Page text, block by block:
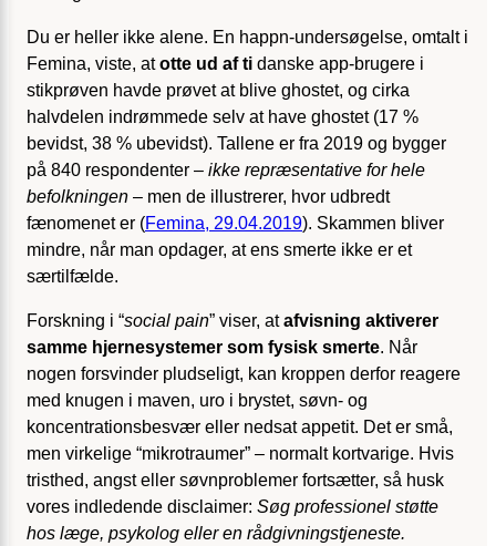
Du er heller ikke alene. En happn-undersøgelse, omtalt i
Femina, viste, atotte ud af ti danske app-brugere i
stikprøven havde prøvet at blive ghostet, og cirka
halvdelen indrømmede selv at have ghostet (17 %
bevidst, 38 % ubevidst). Tallene er fra 2019 og bygger
på 840 respondenter – ikke repræsentative for hele
befolkningen – men de illustrerer, hvor udbredt
fænomenet er (Femina, 29.04.2019). Skammen bliver
mindre, når man opdager, at ens smerte ikke er et
særtilfælde.
Forskning i “social pain” viser, atafvisning aktiverer
samme hjernesystemer som fysisk smerte. Når
nogen forsvinder pludseligt, kan kroppen derfor reagere
med knugen i maven, uro i brystet, søvn- og
koncentrations­besvær eller nedsat appetit. Det er små,
men virkelige “mikrotraumer” – normalt kortvarige. Hvis
tristhed, angst eller søvnproblemer fortsætter, så husk
vores indledende disclaimer: Søg professionel støtte
hos læge, psykolog eller en rådgivningstjeneste.